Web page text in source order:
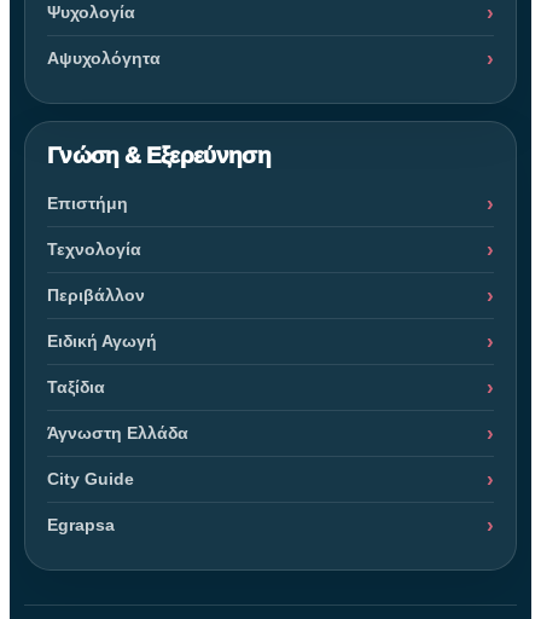
Ψυχολογία
Αψυχολόγητα
Γνώση & Εξερεύνηση
Επιστήμη
Τεχνολογία
Περιβάλλον
Ειδική Αγωγή
Ταξίδια
Άγνωστη Ελλάδα
City Guide
Egrapsa